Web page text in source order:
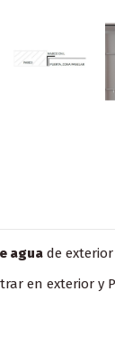
agua de
en exterior y